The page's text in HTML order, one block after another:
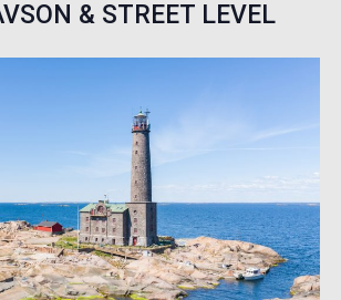
& STREET LEVEL